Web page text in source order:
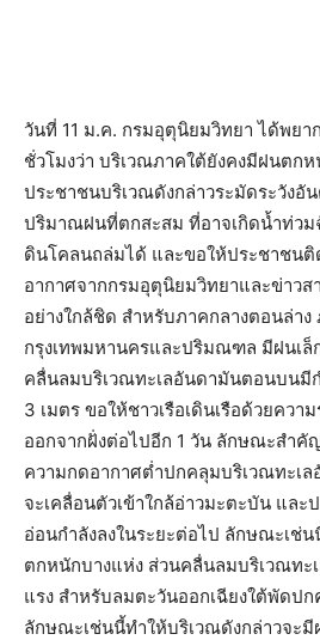
วันที่ 11 ม.ค. กรมอุตุนิยมวิทยา ได้พย
ชั่วโมงว่า บริเวณภาคใต้ยังคงมีฝนตก
ประชาชนบริเวณดังกล่าวระมัดระวังอั
ปริมาณฝนที่ตกสะสม ที่อาจเกิดน้ำท่ว
ดินโคลนถล่มได้ และขอให้ประชาชน
อากาศจากกรมอุตุนิยมวิทยาและข่าวส
อย่างใกล้ชิด สำหรับภาคกลางตอนล่า
กรุงเทพมหานครและปริมณฑล มีฝนเล็
คลื่นลมบริเวณทะเลอันดามันตอนบนมี
3 เมตร ขอให้ชาวเรือเดินเรือด้วยควา
ออกจากฝั่งต่อไปอีก 1 วัน ลักษณะสำ
ความกดอากาศต่ำปกคลุมบริเวณทะเ
จะเคลื่อนตัวเข้าใกล้อ่าวมะตะบัน และ
อ่อนกำลังลงในระยะต่อไป ลักษณะเช่
ตกหนักบางแห่ง ส่วนคลื่นลมบริเวณท
แรง สำหรับลมตะวันออกเฉียงใต้พัดป
ลักษณะเช่นนี้ทำให้บริเวณดังกล่าวจะ